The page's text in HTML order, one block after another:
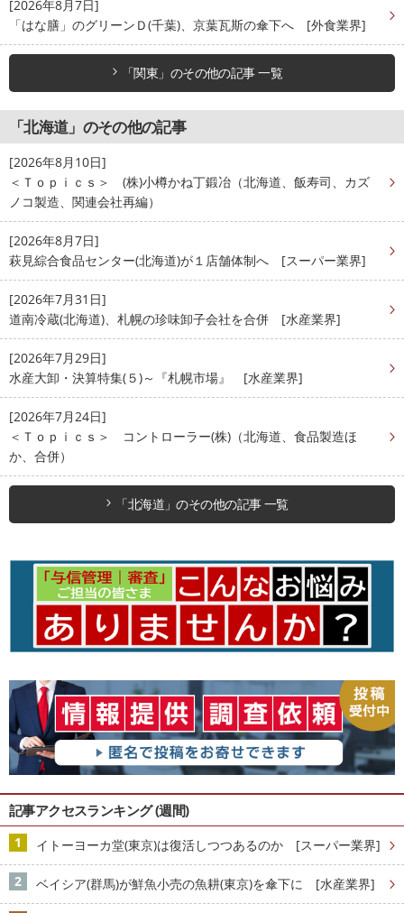
[2026年8月7日]
「はな膳」のグリーンＤ(千葉)、京葉瓦斯の傘下へ [外食業界]
「関東」のその他の記事 一覧
「北海道」のその他の記事
[2026年8月10日]
＜Ｔｏｐｉｃｓ＞ (株)小樽かね丁鍛冶（北海道、飯寿司、カズ
ノコ製造、関連会社再編）
[2026年8月7日]
萩見綜合食品センター(北海道)が１店舗体制へ [スーパー業界]
[2026年7月31日]
道南冷蔵(北海道)、札幌の珍味卸子会社を合併 [水産業界]
[2026年7月29日]
水産大卸・決算特集(５)～『札幌市場』 [水産業界]
[2026年7月24日]
＜Ｔｏｐｉｃｓ＞ コントローラー(株)（北海道、食品製造ほ
か、合併）
「北海道」のその他の記事 一覧
記事アクセスランキング (週間)
イトーヨーカ堂(東京)は復活しつつあるのか [スーパー業界]
ベイシア(群馬)が鮮魚小売の魚耕(東京)を傘下に [水産業界]